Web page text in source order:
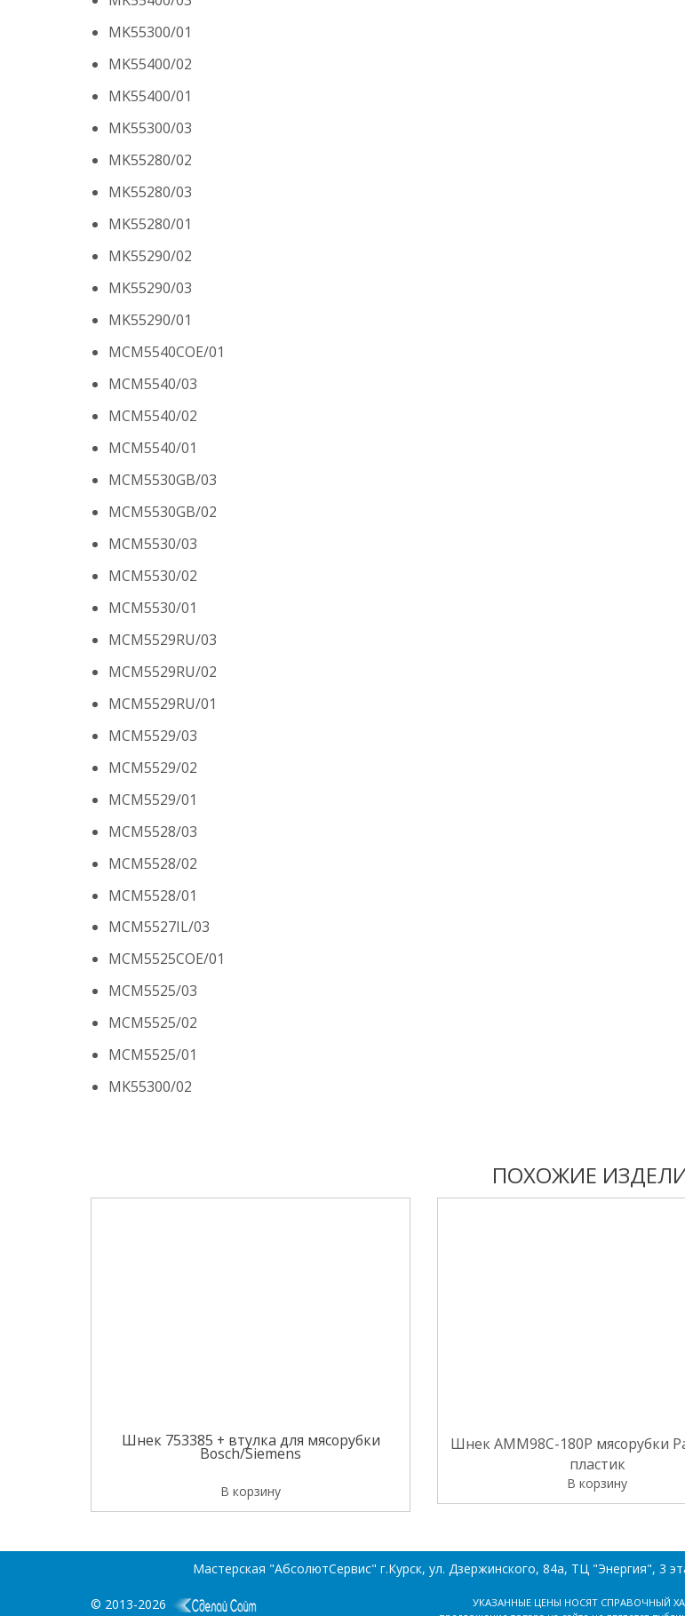
MK55300/01
MK55400/02
MK55400/01
MK55300/03
MK55280/02
MK55280/03
MK55280/01
MK55290/02
MK55290/03
MK55290/01
MCM5540COE/01
MCM5540/03
MCM5540/02
MCM5540/01
MCM5530GB/03
MCM5530GB/02
MCM5530/03
MCM5530/02
MCM5530/01
MCM5529RU/03
MCM5529RU/02
MCM5529RU/01
MCM5529/03
MCM5529/02
MCM5529/01
MCM5528/03
MCM5528/02
MCM5528/01
MCM5527IL/03
MCM5525COE/01
MCM5525/03
MCM5525/02
MCM5525/01
MK55300/02
ПОХОЖИЕ
Шнек 753385 + втулка для мясорубки
Bosch/Siemens
В корзину
Шнек AMM98C-180P мясорубки
пластик
В корзину
Мастерская "АбсолютСервис" г.Курск, ул. Дзержинского, 84а, ТЦ "Энергия", 3
© 2013-2026
УКАЗАННЫЕ ЦЕНЫ НОСЯТ СПРАВОЧНЫЙ